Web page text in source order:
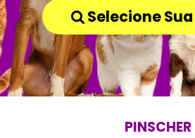
Selecione
PINSCHER